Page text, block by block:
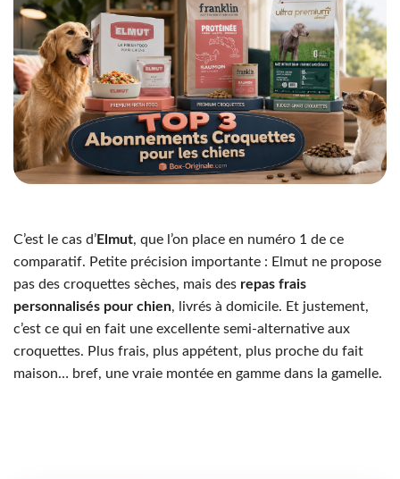
C’est le cas d’Elmut, que l’on place en numéro 1 de ce
comparatif. Petite précision importante : Elmut ne propose
pas des croquettes sèches, mais des repas frais
personnalisés pour chien, livrés à domicile. Et justement,
c’est ce qui en fait une excellente semi-alternative aux
croquettes. Plus frais, plus appétent, plus proche du fait
maison… bref, une vraie montée en gamme dans la gamelle.